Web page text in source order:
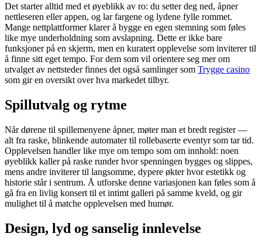
Det starter alltid med et øyeblikk av ro: du setter deg ned, åpner
nettleseren eller appen, og lar fargene og lydene fylle rommet.
Mange nettplattformer klarer å bygge en egen stemning som føles
like mye underholdning som avslapning. Dette er ikke bare
funksjoner på en skjerm, men en kuratert opplevelse som inviterer til
å finne sitt eget tempo. For dem som vil orientere seg mer om
utvalget av nettsteder finnes det også samlinger som Trygge casino
som gir en oversikt over hva markedet tilbyr.
Spillutvalg og rytme
Når dørene til spillemenyene åpner, møter man et bredt register —
alt fra raske, blinkende automater til rollebaserte eventyr som tar tid.
Opplevelsen handler like mye om tempo som om innhold: noen
øyeblikk kaller på raske runder hvor spenningen bygges og slippes,
mens andre inviterer til langsomme, dypere økter hvor estetikk og
historie står i sentrum. Å utforske denne variasjonen kan føles som å
gå fra en livlig konsert til et intimt galleri på samme kveld, og gir
mulighet til å matche opplevelsen med humør.
Design, lyd og sanselig innlevelse